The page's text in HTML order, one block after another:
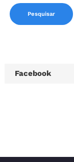
Facebook